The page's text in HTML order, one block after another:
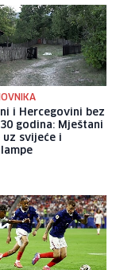
i Hercegovini bez
godina: Mještani
uz svijeće i